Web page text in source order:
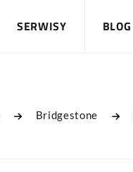
SERWISY BLOG
Bridgestone